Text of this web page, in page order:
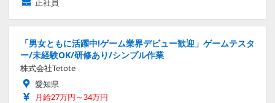
「男女ともに活躍中!ゲーム業界デビュー歓迎」ゲームテスタ
ー/未経験OK/研修あり/シンプル作業
株式会社Tetote
愛知県
月給27万円～34万円